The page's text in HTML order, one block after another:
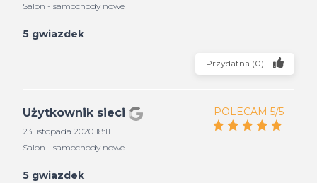
Salon - samochody nowe
5 gwiazdek
Przydatna (0)
Użytkownik sieci
23 listopada 2020 18:11
Salon - samochody nowe
POLECAM 5/5
5 gwiazdek